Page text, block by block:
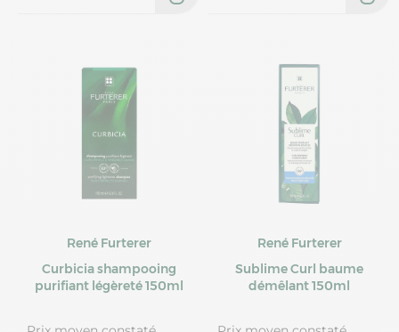
René Furterer
Curbicia shampooing
purifiant légèreté 150ml
René Furterer
Sublime Curl baume
démêlant 150ml